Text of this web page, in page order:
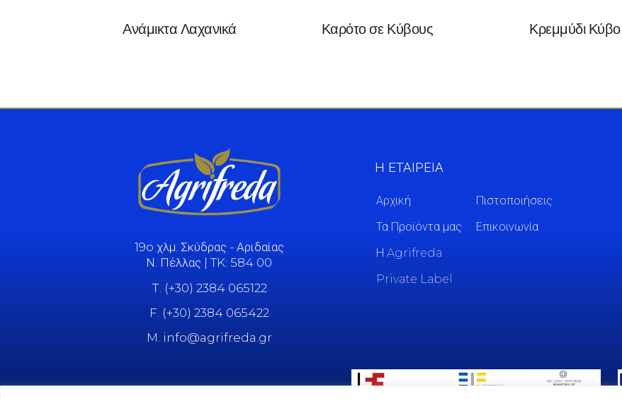
Ανάμικτα Λαχανικά Καρότο σε Κύβους Κρεμμύδι Κύβο
19o χλμ. Σκύδρας - Αριδαίας
Ν. Πέλλας | TK: 584 00
Τ. (+30) 2384 065122
F. (+30) 2384 065422
M. info@agrifreda.gr
Η ΕΤΑΙΡΕΙΑ
Αρχική
Τα Προϊόντα μας
Η Agrifreda
Private Label
Πιστοποιήσεις
Επικοινωνία